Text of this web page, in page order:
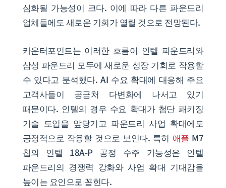
심화될 가능성이 크다. 이에 따라 다른 파운드리
업체들에도 새로운 기회가 열릴 것으로 전망된다.
카운터포인트는 이러한 흐름이 인텔 파운드리와
삼성 파운드리 모두에 새로운 성장 기회로 작용할
수 있다고 분석했다. AI 수요 확대에 대응해 주요
고객사들이 공급처 다변화에 나서고 있기
때문이다. 인텔의 경우 수요 확대가 첨단 패키징
기술 도입을 앞당기고 파운드리 사업 확대에도
긍정적으로 작용할 것으로 보인다. 특히 애플 M7
칩의 인텔 18A-P 공정 수주 가능성은 인텔
파운드리의 경쟁력 강화와 사업 확대 기대감을
높이는 요인으로 꼽힌다.